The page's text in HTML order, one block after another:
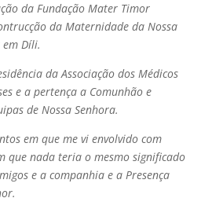
da Fundação Mater Timor
da Maternidade da Nossa
Díli.
da Associação dos Médicos
e a pertença a Comunhão e
de Nossa Senhora.
em que me vi envolvido com
que nada teria o mesmo significado
e a companhia e a Presença